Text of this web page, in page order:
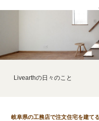
Livearthの日々のこと
岐阜県の工務店で注文住宅を建て